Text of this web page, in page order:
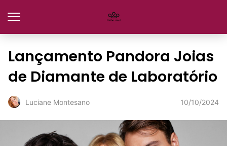
Lançamento Pandora Joias
de Diamante de Laboratório
Luciane Montesano 10/10/2024